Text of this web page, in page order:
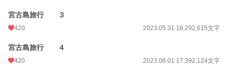
宮古島旅行 ３
420 2023.05.31 16:292,615文字
宮古島旅行 ４
420 2023.06.01 17:392,124文字